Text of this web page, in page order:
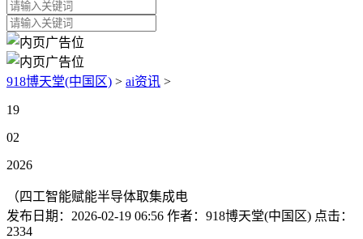
918博天堂(中国区) > ai资讯 >
19
02
2026
（四工智能赋能半导体取集成电
发布日期： 2026-02-19 06:56 作者： 918博天堂(中国区) 点击：
2334